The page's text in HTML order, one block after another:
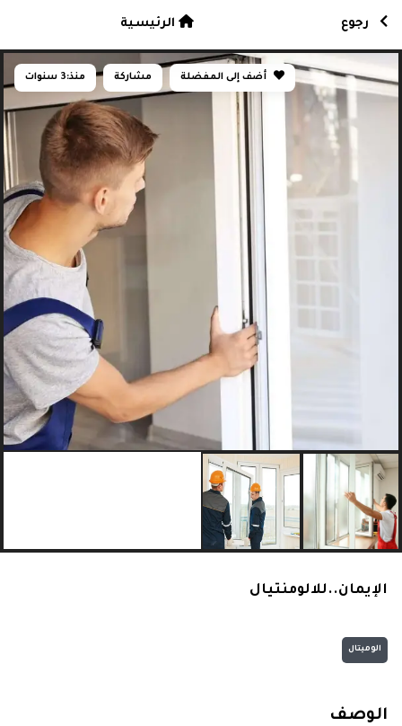
أضف إلى المفضلة مشاركة منذ:3 سنوات
الإيمان..للالومنتيال
الوميتال
الوصف
رجوع الرئيسية